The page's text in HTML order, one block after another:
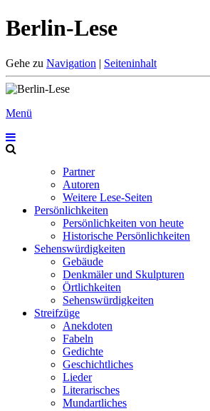
Berlin-Lese
Gehe zu Navigation | Seiteninhalt
Menü
Partner
Autoren
Weitere Lese-Seiten
Persönlichkeiten
Persönlichkeiten von heute
Historische Persönlichkeiten
Sehenswürdigkeiten
Gebäude
Denkmäler und Skulpturen
Örtlichkeiten
Sehenswürdigkeiten
Streifzüge
Anekdoten
Fabeln
Gedichte
Geschichtliches
Lieder
Literarisches
Mundartliches